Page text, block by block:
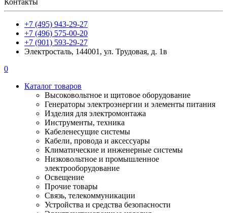
+7 (495) 943-29-27
+7 (496) 575-00-20
+7 (901) 593-29-27
Электросталь, 144001, ул. Трудовая, д. 1в
0
Каталог товаров
Высоковольтное и щитовое оборудование
Генераторы электроэнергии и элементы питания
Изделия для электромонтажа
Инструменты, техника
Кабеленесущие системы
Кабели, провода и аксессуары
Климатические и инженерные системы
Низковольтное и промышленное
электрооборудование
Освещение
Прочие товары
Связь, телекоммуникации
Устройства и средства безопасности